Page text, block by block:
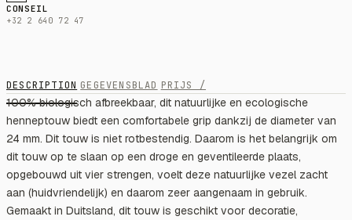
CONSEIL
+32 2 640 72 47
DESCRIPTION GEGEVENSBLAD PRIJS /
100% biologisch afbreekbaar, dit natuurlijke en ecologische
henneptouw biedt een comfortabele grip dankzij de diameter van
24 mm. Dit touw is niet rotbestendig. Daarom is het belangrijk om
dit touw op te slaan op een droge en geventileerde plaats,
opgebouwd uit vier strengen, voelt deze natuurlijke vezel zacht
aan (huidvriendelijk) en daarom zeer aangenaam in gebruik.
Gemaakt in Duitsland, dit touw is geschikt voor decoratie,